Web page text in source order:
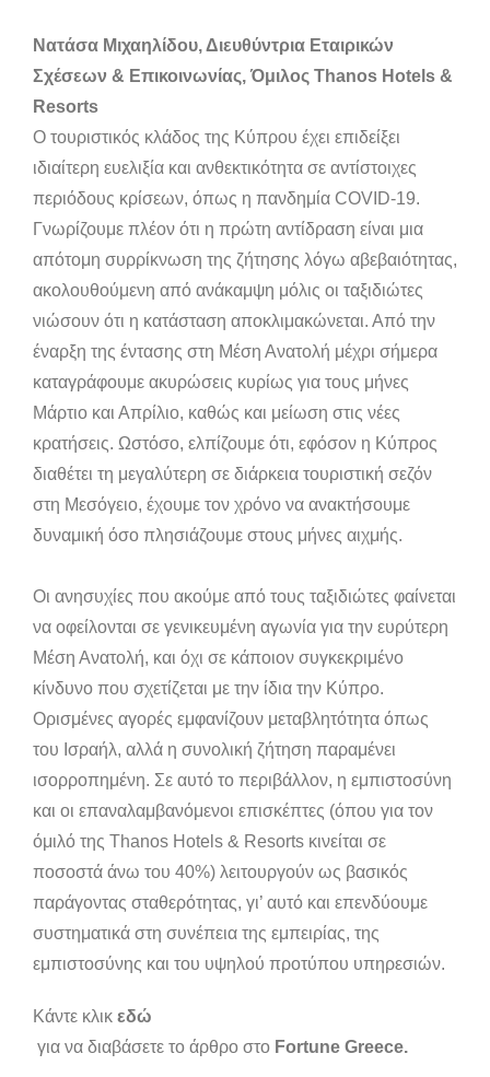
Νατάσα Μιχαηλίδου, Διευθύντρια Εταιρικών
Σχέσεων & Επικοινωνίας, Όμιλος Thanos Hotels &
Resorts
Ο τουριστικός κλάδος της Κύπρου έχει επιδείξει
ιδιαίτερη ευελιξία και ανθεκτικότητα σε αντίστοιχες
περιόδους κρίσεων, όπως η πανδημία COVID-19.
Γνωρίζουμε πλέον ότι η πρώτη αντίδραση είναι μια
απότομη συρρίκνωση της ζήτησης λόγω αβεβαιότητας,
ακολουθούμενη από ανάκαμψη μόλις οι ταξιδιώτες
νιώσουν ότι η κατάσταση αποκλιμακώνεται. Από την
έναρξη της έντασης στη Μέση Ανατολή μέχρι σήμερα
καταγράφουμε ακυρώσεις κυρίως για τους μήνες
Μάρτιο και Απρίλιο, καθώς και μείωση στις νέες
κρατήσεις. Ωστόσο, ελπίζουμε ότι, εφόσον η Κύπρος
διαθέτει τη μεγαλύτερη σε διάρκεια τουριστική σεζόν
στη Μεσόγειο, έχουμε τον χρόνο να ανακτήσουμε
δυναμική όσο πλησιάζουμε στους μήνες αιχμής.
Οι ανησυχίες που ακούμε από τους ταξιδιώτες φαίνεται
να οφείλονται σε γενικευμένη αγωνία για την ευρύτερη
Μέση Ανατολή, και όχι σε κάποιον συγκεκριμένο
κίνδυνο που σχετίζεται με την ίδια την Κύπρο.
Ορισμένες αγορές εμφανίζουν μεταβλητότητα όπως
του Ισραήλ, αλλά η συνολική ζήτηση παραμένει
ισορροπημένη. Σε αυτό το περιβάλλον, η εμπιστοσύνη
και οι επαναλαμβανόμενοι επισκέπτες (όπου για τον
όμιλό της Thanos Hotels & Resorts κινείται σε
ποσοστά άνω του 40%) λειτουργούν ως βασικός
παράγοντας σταθερότητας, γι’ αυτό και επενδύουμε
συστηματικά στη συνέπεια της εμπειρίας, της
εμπιστοσύνης και του υψηλού προτύπου υπηρεσιών.
Κάντε κλικ εδώ
για να διαβάσετε το άρθρο στο Fortune Greece.